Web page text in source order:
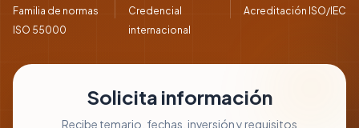
Familia de normas
ISO 55000
Credencial
internacional
Acreditación ISO/IEC
Solicita información
Recibe temario, fechas, inversión y requisitos